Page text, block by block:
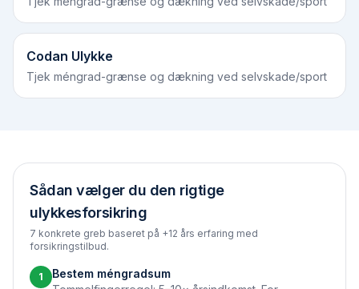
Codan Ulykke
Tjek méngrad-grænse og dækning ved selvskade/sport
Sådan vælger du den rigtige
ulykkesforsikring
7 konkrete greb baseret på +12 års erfaring med
forsikringstilbud.
1
Bestem méngradsum